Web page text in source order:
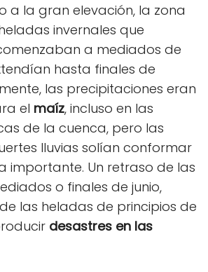
a la gran elevación, la zona
invernales que
a mediados de
hasta finales de
las precipitaciones eran
el maíz, incluso en las
de la cuenca, pero las
lluvias solían conformar
importante. Un retraso de las
o finales de junio,
las heladas de principios de
desastres en las